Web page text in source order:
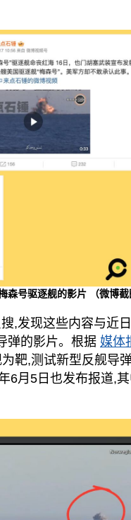
号驱逐舰的影片 （微博截
,发现这些内容与近
弹的影片。根据 媒体
靶,测试新型反舰导
6月5日也发布报道,